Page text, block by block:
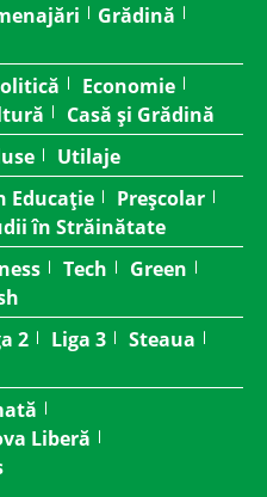
Grădină
Economie
Casă și Grădină
Utilaje
Educație
Preșcolar
în Străinătate
Tech
Green
2 Liga 3
Steaua
Liberă